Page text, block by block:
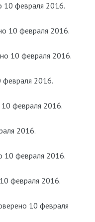
10 февраля 2016.
10 февраля 2016.
10 февраля 2016.
2016.
февраля 2016.
2016.
10 февраля 2016.
февраля 2016.
10 февраля